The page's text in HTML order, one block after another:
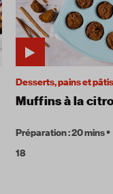
Desserts, pains et
Muffins à la
Préparation : 20 mins
18